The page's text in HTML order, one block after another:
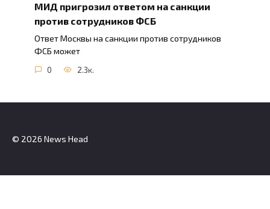
МИД пригрозил ответом на санкции
против сотрудников ФСБ
Ответ Москвы на санкции против сотрудников
ФСБ может
0 2.3к.
© 2026 News Head